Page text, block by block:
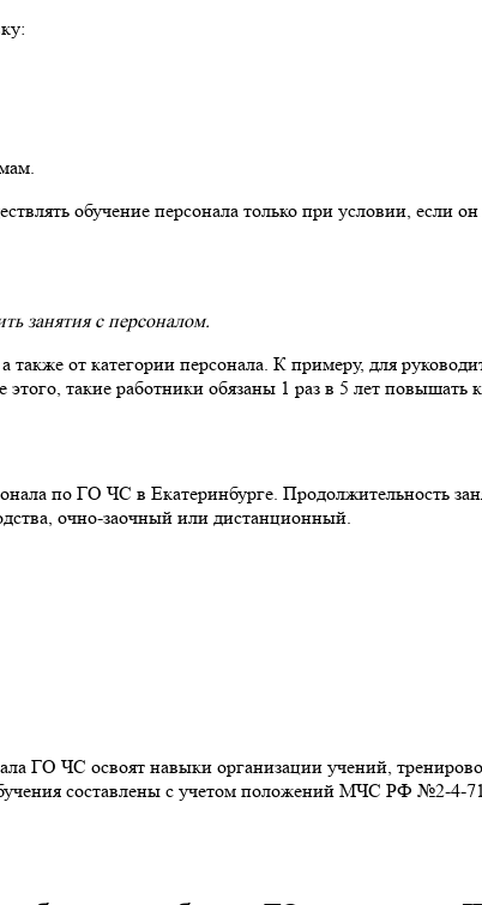
обучение персонала только при условии, если
занятия с персоналом.
от категории персонала. К примеру, для
такие работники обязаны 1 раз в 5 лет
по ГО ЧС в Екатеринбурге. Продолжительность
очно-заочный или дистанционный.
ГО ЧС освоят навыки организации учений,
составлены с учетом положений МЧС РФ №2-4-